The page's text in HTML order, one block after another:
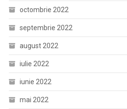
octombrie 2022
septembrie 2022
august 2022
iulie 2022
iunie 2022
mai 2022